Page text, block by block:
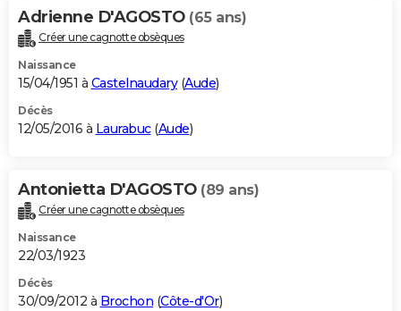
Adrienne D'AGOSTO (65 ans)
Créer une cagnotte obsèques
Naissance
15/04/1951 à Castelnaudary(Aude)
Décès
12/05/2016 à Laurabuc(Aude)
Antonietta D'AGOSTO (89 ans)
Créer une cagnotte obsèques
Naissance
22/03/1923
Décès
30/09/2012 à Brochon (Côte-d'Or)